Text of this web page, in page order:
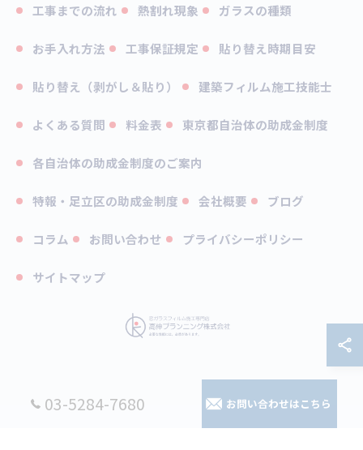
03-5284-7680 お問い合わせはこちら
工事までの流れ 熱割れ現象 ガラスの種類
お手入れ方法 工事保証規定 貼り替え時期目安
貼り替え（剥がし＆貼り） 建築フィルム施工技能士
よくある質問 料金表 東京都自治体の助成金制度
各自治体の助成金制度のご案内
特報・足立区の助成金制度 会社概要 ブログ
コラム お問い合わせ プライバシーポリシー
サイトマップ
RESERVED.